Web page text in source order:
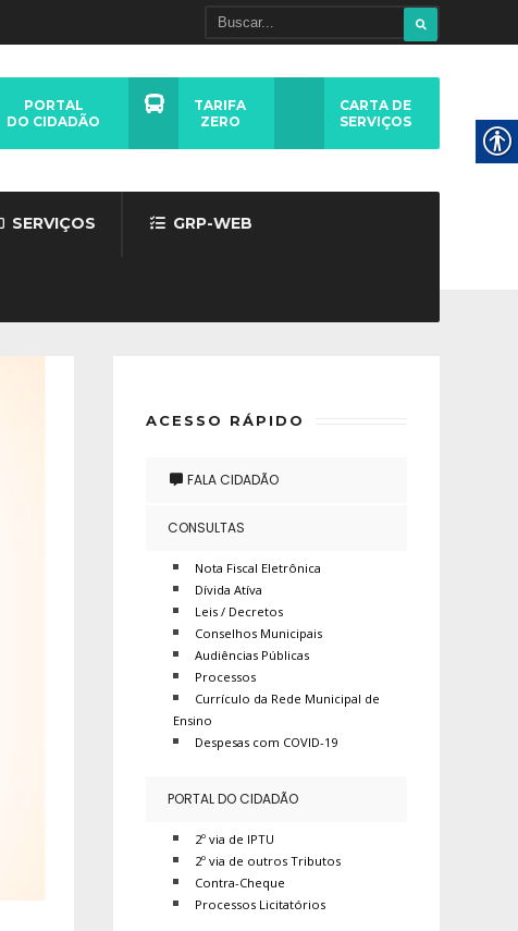
SERVIÇOS GRP-WEB
PORTAL
DO CIDADÃO
TARIFA
ZERO
CARTA DE
SERVIÇOS
ACESSO RÁPIDO
FALA CIDADÃO
CONSULTAS
Nota Fiscal Eletrônica
Dívida Atíva
Leis / Decretos
Conselhos Municipais
Audiências Públicas
Processos
Currículo da Rede Municipal de
Ensino
Despesas com COVID-19
PORTAL DO CIDADÃO
2º via de IPTU
2º via de outros Tributos
Contra-Cheque
Processos Licitatórios